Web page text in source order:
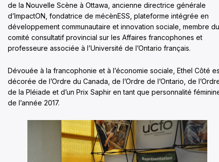
de la Nouvelle Scène à Ottawa, ancienne directrice générale
d’ImpactON, fondatrice de mécènESS, plateforme intégrée en
développement communautaire et innovation sociale, membre du
comité consultatif provincial sur les Affaires francophones et
professeure associée à l’Université de l’Ontario français.
Dévouée à la francophonie et à l’économie sociale, Ethel Côté
décorée de l’Ordre du Canada, de l’Ordre de l’Ontario, de
de la Pléiade et d’un Prix Saphir en tant que personnalité
de l’année 2017.